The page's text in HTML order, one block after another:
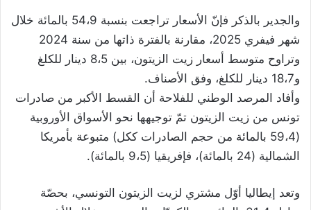
والجدير بالذكر فإنّ الأسعار تراجعت بنسبة 54،9 بالمائة خلال
شهر فيفري 2025، مقارنة بالفترة ذاتها من سنة 2024
وتراوح متوسط أسعار زيت الزيتون، بين 8،5 دينار للكلغ
و18،7 دينار للكلغ، وفق الأصناف.
وأفاد المرصد الوطني للفلاحة أن القسط الأكبر من صادرات
تونس من زيت الزيتون تمّ توجيهها نحو الأسواق الأوروبية
(59،4 بالمائة من حجم الصادرات ككل) متبوعة بأمريكا
الشمالية (24 بالمائة)، فإفريقيا (9،5 بالمائة).
وتعد إيطاليا أوّل مشتري لزيت الزيتون التونسي، بحصّة